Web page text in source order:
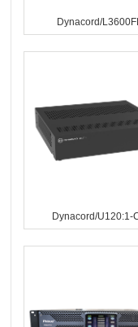
Dynacord/
Dynacord/U120:1-